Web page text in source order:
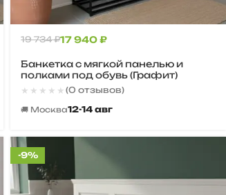
Банкетка с мягкой панелью и
полками под обувь (Графит)
19 734₽17 940₽
★★★★★
★★★★★(0 отзывов)
🚚 Москва12-14 авг
-9%